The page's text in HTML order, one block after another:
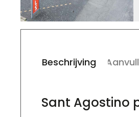
Beschrijving
Sant Agostino